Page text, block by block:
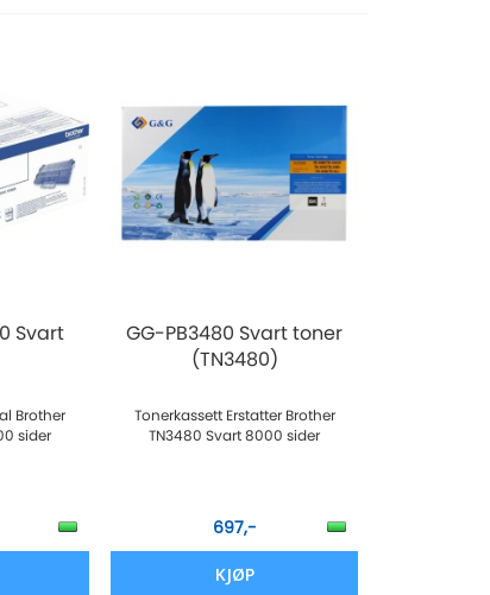
Svart
Brother
sider
GG-PB3480 Svart toner
(TN3480)
Tonerkassett Erstatter Brother
TN3480 Svart 8000 sider
697,-
KJØP